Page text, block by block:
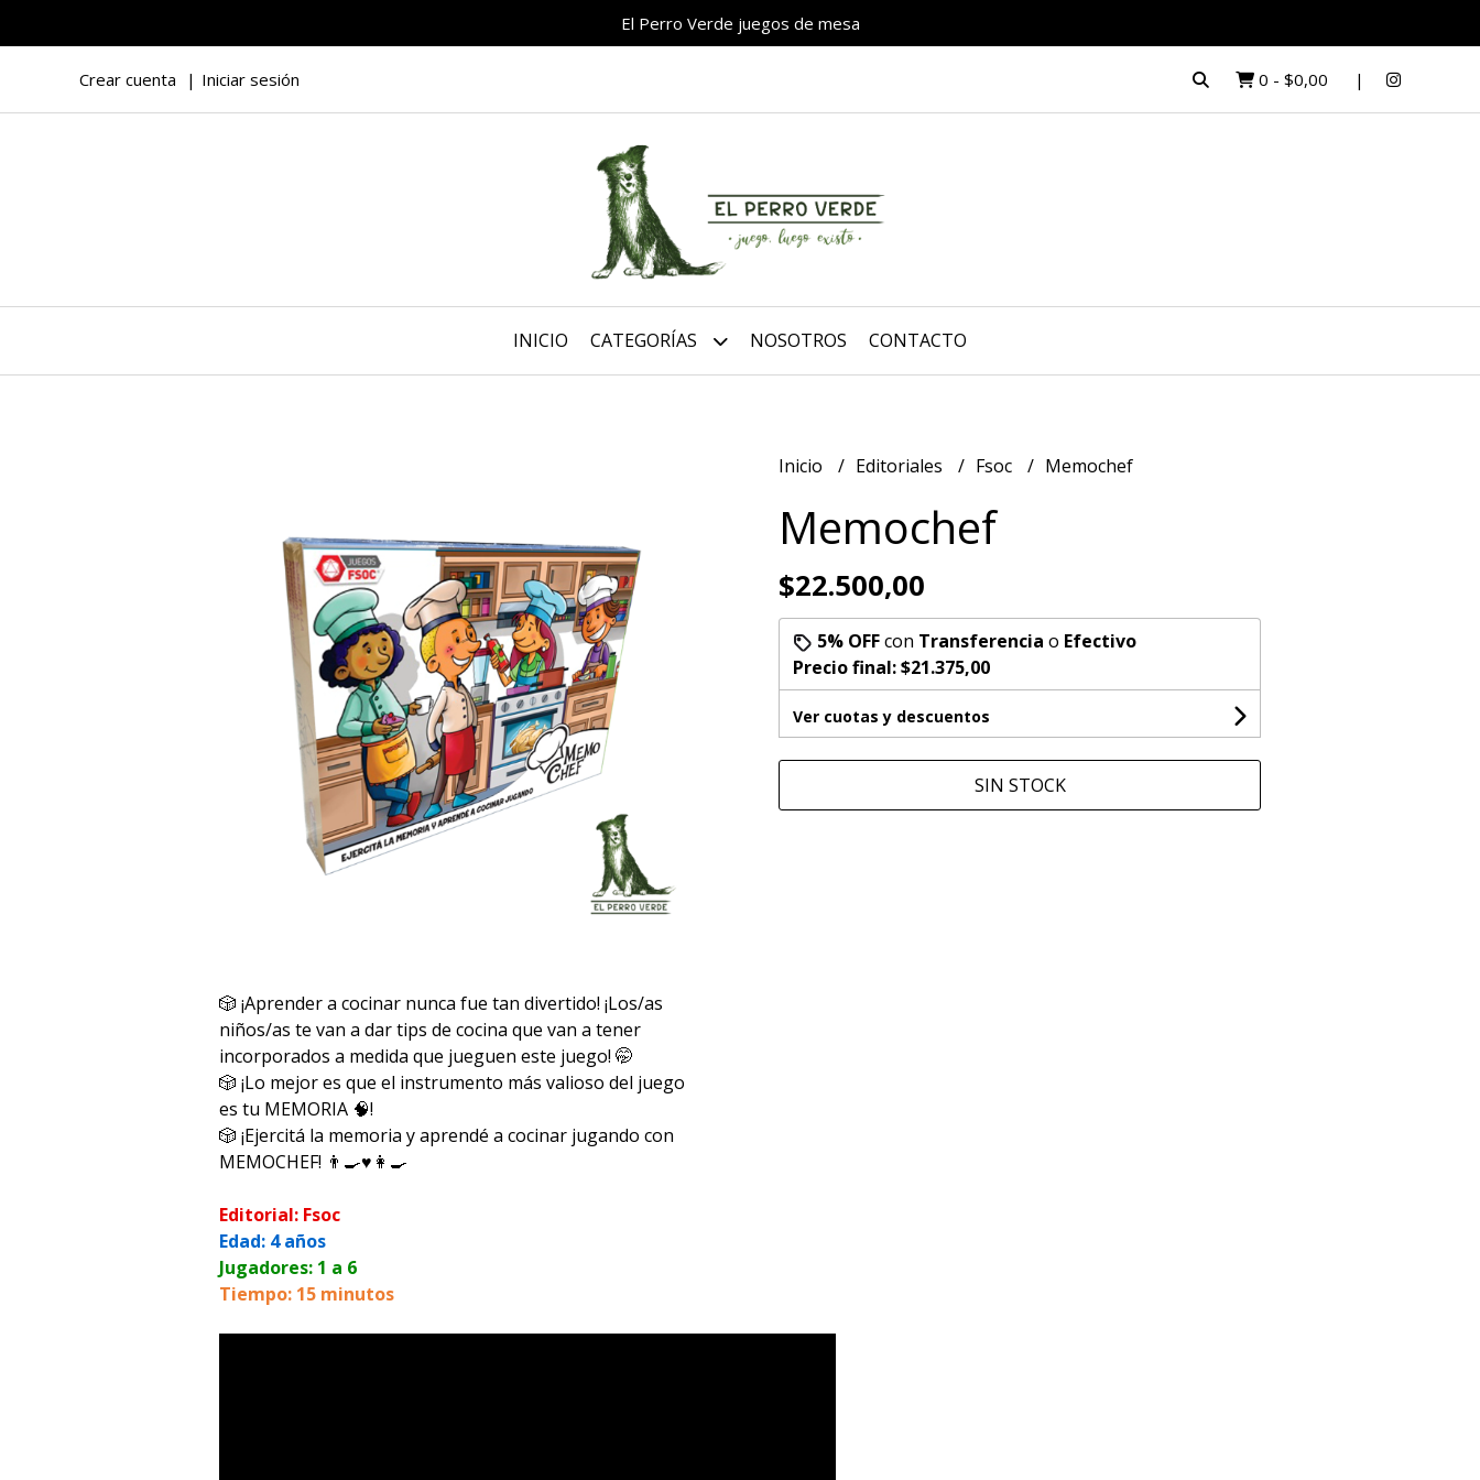
El Perro Verde juegos de mesa
Crear cuenta Iniciar sesión 0 - $0,00
INICIO CATEGORÍAS NOSOTROS CONTACTO
🎲 ¡Aprender a cocinar nunca fue tan divertido! ¡Los/as
niños/as te van a dar tips de cocina que van a tener
incorporados a medida que jueguen este juego! 🤭
🎲 ¡Lo mejor es que el instrumento más valioso del juego
es tu MEMORIA 🧠!
🎲 ¡Ejercitá la memoria y aprendé a cocinar jugando con
MEMOCHEF! 👨‍🍳♥️👩‍🍳
Editorial: Fsoc
Edad: 4 años
Jugadores: 1 a 6
Tiempo: 15 minutos
Inicio Editoriales Fsoc Memochef
Memochef
$22.500,00
5% OFFcon Transferencia o Efectivo
Precio final:$21.375,00
Ver cuotas y descuentos
SIN STOCK